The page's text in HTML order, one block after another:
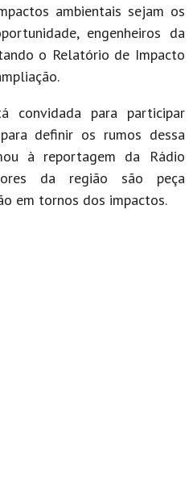
ambientais sejam os
engenheiros da
o Relatório de Impacto
convidada para participar
definir os rumos dessa
à reportagem da Rádio
da região são peça
em tornos dos impactos.